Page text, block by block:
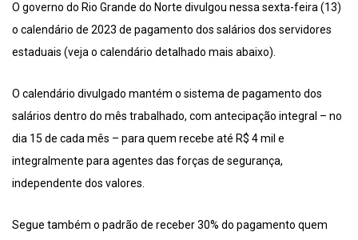
O governo do Rio Grande do Norte divulgou nessa sexta-feira (13)
o calendário de 2023 de pagamento dos salários dos servidores
estaduais (veja o calendário detalhado mais abaixo).
O calendário divulgado mantém o sistema de pagamento dos
salários dentro do mês trabalhado, com antecipação integral – no
dia 15 de cada mês – para quem recebe até R$ 4 mil e
integralmente para agentes das forças de segurança,
independente dos valores.
Segue também o padrão de receber 30% do pagamento quem